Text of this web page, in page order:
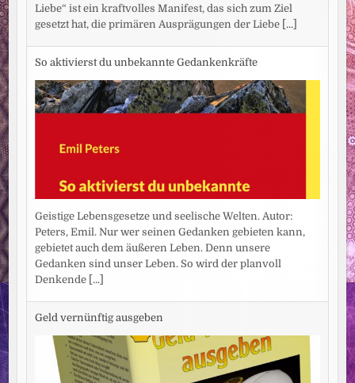
Liebe“ ist ein kraftvolles Manifest, das sich zum Ziel
gesetzt hat, die primären Ausprägungen der Liebe [...]
So aktivierst du unbekannte Gedankenkräfte
Geistige Lebensgesetze und seelische Welten. Autor:
Peters, Emil. Nur wer seinen Gedanken gebieten kann,
gebietet auch dem äußeren Leben. Denn unsere
Gedanken sind unser Leben. So wird der planvoll
Denkende [...]
Geld vernünftig ausgeben